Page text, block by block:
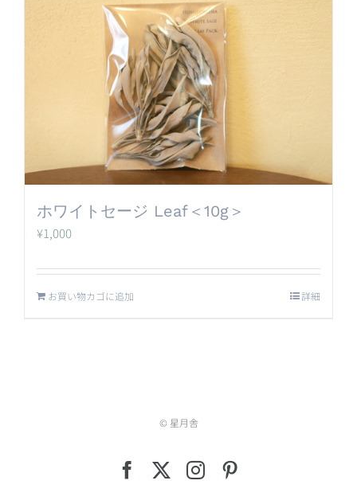
ホワイトセージ Leaf＜10g＞
¥1,000
お買い物カゴに追加 詳細
© 星月舎
FacebookInstagram